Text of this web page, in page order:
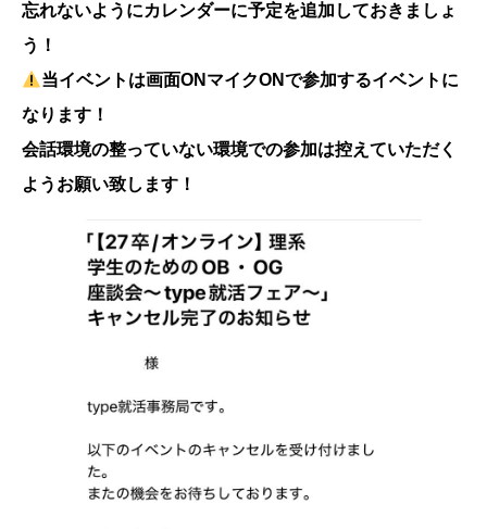
忘れないようにカレンダーに予定を追加しておきましょ
う！
当イベントは画面ONマイクONで参加するイベントに
なります！
会話環境の整っていない環境での参加は控えていただく
ようお願い致します！